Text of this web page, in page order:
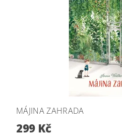
MÁJINA ZAHRADA
299 Kč